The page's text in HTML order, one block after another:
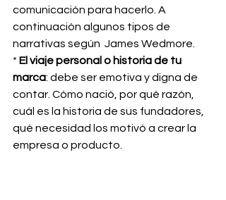
comunicación para hacerlo. A
continuación algunos tipos de
narrativas según  James Wedmore.
* El viaje personal o historia de tu
marca: debe ser emotiva y digna de
contar. Cómo nació, por qué razón,
cuál es la historia de sus fundadores,
qué necesidad los motivó a crear la
empresa o producto.